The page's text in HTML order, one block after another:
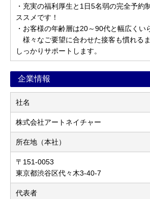
・充実の福利厚生と1日5名弱の完全予約
ススメです！
・お客様の年齢層は20～90代と幅広くい
様々なご要望に合わせた接客も慣れる
しっかりサポートします。
企業情報
社名
株式会社アートネイチャー
所在地（本社）
〒151-0053
東京都渋谷区代々木3-40-7
代表者